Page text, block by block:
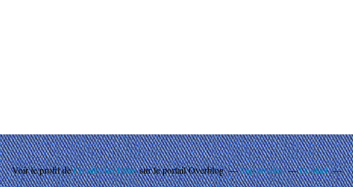
Voir le profil deComité des Fêtessur le portail Overblog Top articles
Contact